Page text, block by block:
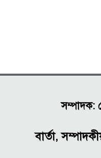
সম্পাদক:
বার্তা,